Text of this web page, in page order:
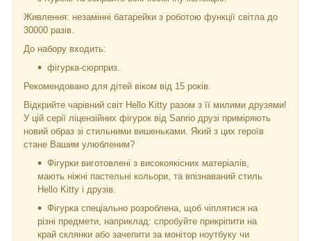
Живлення: незамінні батарейки з роботою функції світла до
30000 разів.
До набору входить:
фігурка-сюрприз.
Рекомендовано для дітей віком від 15 років.
Відкрийте чарівний світ Hello Kitty разом з її милими друзями!
У цій серії ліцензійних фігурок від Sanrio друзі приміряють
новий образ зі стильними вишеньками. Який з цих героїв
стане Вашим улюбленим?
Фігурки виготовлені з високоякісних матеріалів,
мають ніжні пастельні кольори, та впізнаваний стиль
Hello Kitty і друзів.
Фігурка спеціально розроблена, щоб чіплятися на
різні предмети, наприклад: спробуйте прикріпити на
край склянки або зачепити за монітор ноутбуку чи